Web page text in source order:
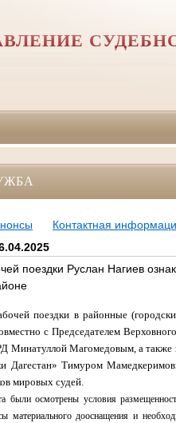
Контактная
поездки Руслан Нагиев
поездки в районные
с Председателем
Минатуллой Магомедовым, а
Дагестан» Тимуром
мировых судей.
были осмотрены условия
материального дооснащения и